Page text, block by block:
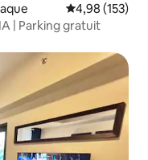
Évaluation
4,98 (153)
| Parking gratuit